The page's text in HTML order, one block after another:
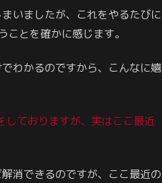
いましたが、これをやるたびに
とを確かに感じます。
わかるのですから、こんなに嬉
ておりますが、実はここ最近
消できるのですが、ここ最近の